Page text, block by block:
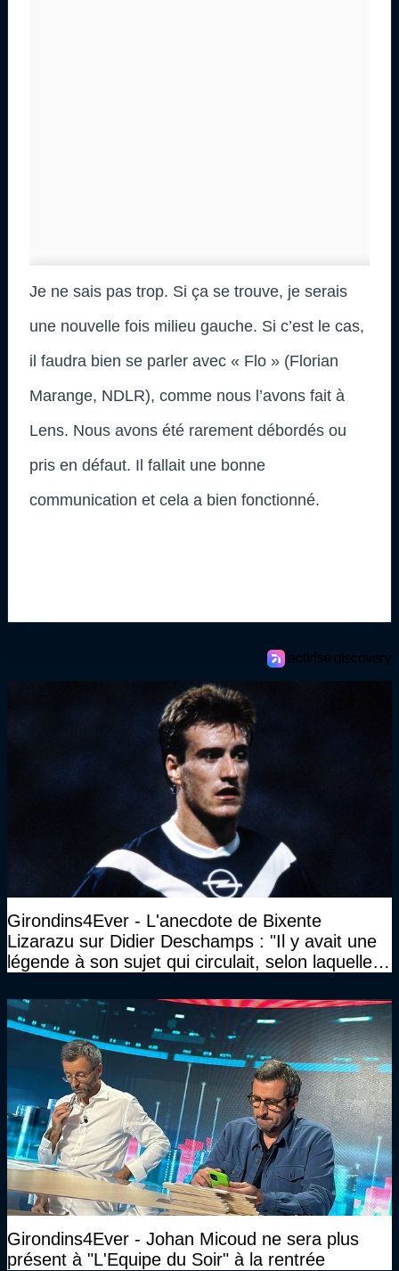
Je ne sais pas trop. Si ça se trouve, je serais
une nouvelle fois milieu gauche. Si c’est le cas,
il faudra bien se parler avec « Flo » (Florian
Marange, NDLR), comme nous l’avons fait à
Lens. Nous avons été rarement débordés ou
pris en défaut. Il fallait une bonne
communication et cela a bien fonctionné.
Girondins4Ever - L'anecdote de Bixente
Lizarazu sur Didier Deschamps : "Il y avait une
légende à son sujet qui circulait, selon laquelle il
Girondins4Ever - Johan Micoud ne sera plus
présent à "L'Equipe du Soir" à la rentrée